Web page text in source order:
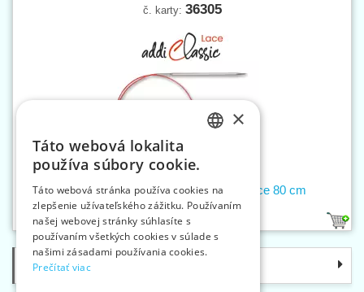
č. karty: 36305
1
Ihlica kruhová 4,5 mm addiClassic Lace 80 cm
Kategórie
ENGLISH
GERMAN
×
Táto webová lokalita
používa súbory cookie.
Táto webová stránka používa cookies na
zlepšenie užívateľského zážitku. Používaním
našej webovej stránky súhlasíte s
používaním všetkých cookies v súlade s
našimi zásadami používania cookies.
Prečítať viac